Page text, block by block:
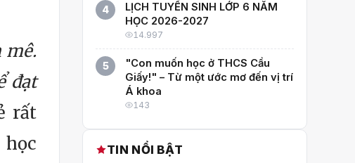
mê.
đạt
rất
4
LỊCH TUYỂN SINH LỚP 6 NĂM
HỌC 2026-2027
14.997
5
"Con muốn học ở THCS Cầu
Giấy!" – Từ một ước mơ đến vị trí
Á khoa
143
TIN NỔI BẬT